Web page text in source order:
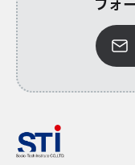
フォ